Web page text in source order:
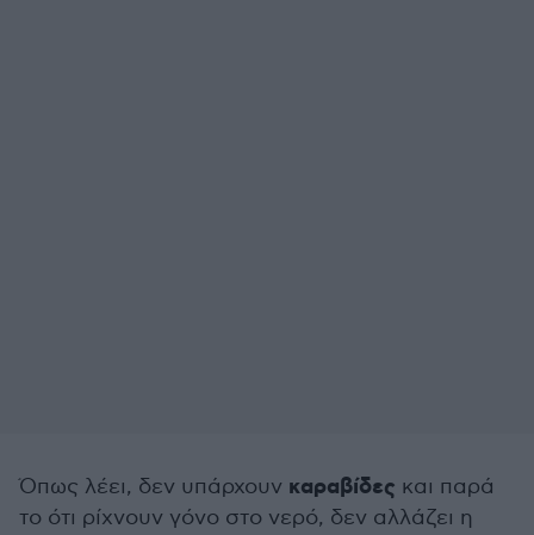
Όπως λέει, δεν υπάρχουν καραβίδες και παρά
το ότι ρίχνουν γόνο στο νερό, δεν αλλάζει η